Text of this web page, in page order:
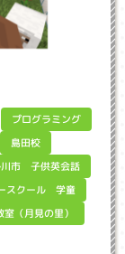
プログラミング
島田校
市 子供英会話
スクール 学童
室（月見の里）